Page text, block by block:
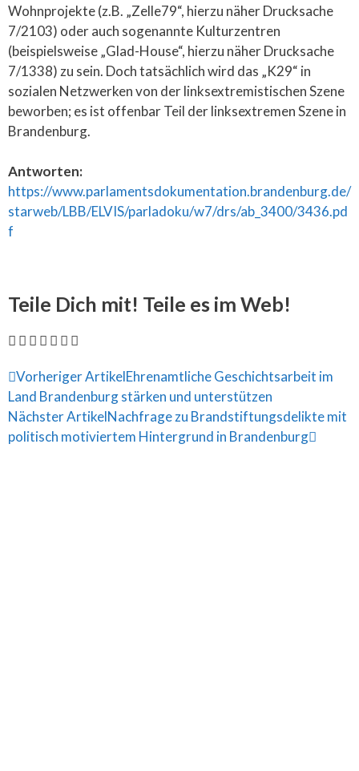
Wohnprojekte (z.B. „Zelle79“, hierzu näher Drucksache
7/2103) oder auch sogenannte Kulturzentren
(beispielsweise „Glad-House“, hierzu näher Drucksache
7/1338) zu sein. Doch tatsächlich wird das „K29“ in
sozialen Netzwerken von der linksextremistischen Szene
beworben; es ist offenbar Teil der linksextremen Szene in
Brandenburg.
Antworten:
https://www.parlamentsdokumentation.brandenburg.de/
starweb/LBB/ELVIS/parladoku/w7/drs/ab_3400/3436.pd
f
Teile Dich mit! Teile es im Web!
Vorheriger ArtikelEhrenamtliche Geschichtsarbeit im
Land Brandenburg stärken und unterstützen
Nächster ArtikelNachfrage zu Brandstiftungsdelikte mit
politisch motiviertem Hintergrund in Brandenburg